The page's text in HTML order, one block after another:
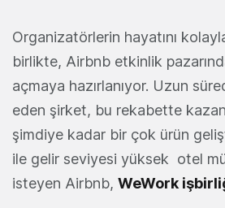
Organizatörlerin hayatını
birlikte, Airbnb etkinlik
açmaya hazırlanıyor. Uzun
eden şirket, bu rekabette
şimdiye kadar bir çok ürün
ile gelir seviyesi yüksek otel
isteyen Airbnb, WeWork